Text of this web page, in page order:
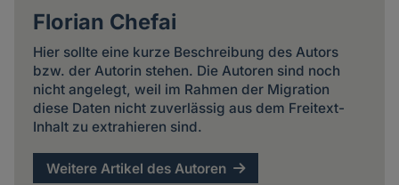
Florian Chefai
Hier sollte eine kurze Beschreibung des Autors
bzw. der Autorin stehen. Die Autoren sind noch
nicht angelegt, weil im Rahmen der Migration
diese Daten nicht zuverlässig aus dem Freitext-
Inhalt zu extrahieren sind.
Weitere Artikel des Autoren